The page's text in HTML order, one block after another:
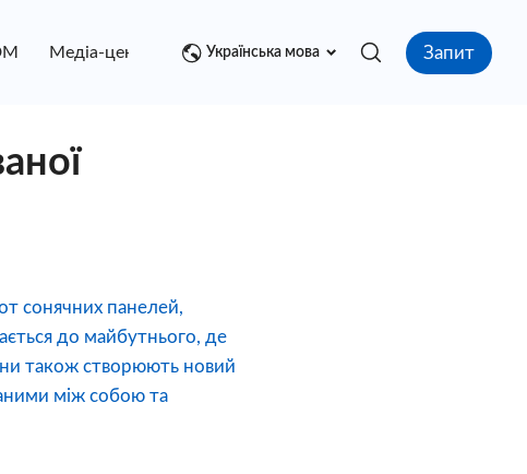
Медіа-центр контакт
Українська мова Запит
сонячних панелей,
до майбутнього, де
також створюють новий
між собою та